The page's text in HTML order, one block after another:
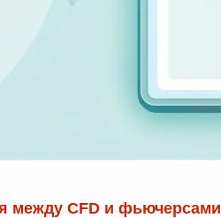
между CFD и фьючерсами